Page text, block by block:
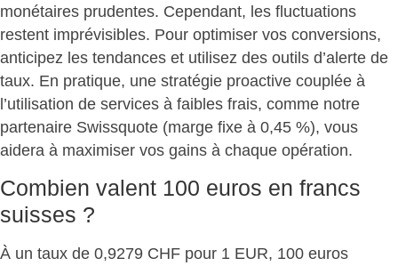
monétaires prudentes. Cependant, les fluctuations
restent imprévisibles. Pour optimiser vos conversions,
anticipez les tendances et utilisez des outils d’alerte de
taux. En pratique, une stratégie proactive couplée à
l’utilisation de services à faibles frais, comme notre
partenaire Swissquote (marge fixe à 0,45 %), vous
aidera à maximiser vos gains à chaque opération.
Combien valent 100 euros en francs
suisses ?
À un taux de 0,9279 CHF pour 1 EUR, 100 euros